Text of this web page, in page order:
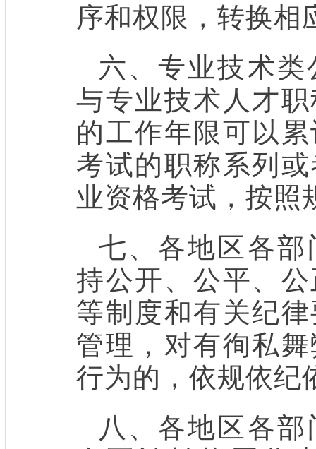
序和权限，转换相
六、专业技术
与专业技术人才
的工作年限可以
考试的职称系列
业资格考试，按照
七、各地区各
持公开、公平、
等制度和有关纪
管理，对有徇私
行为的，依规依纪
八、各地区各